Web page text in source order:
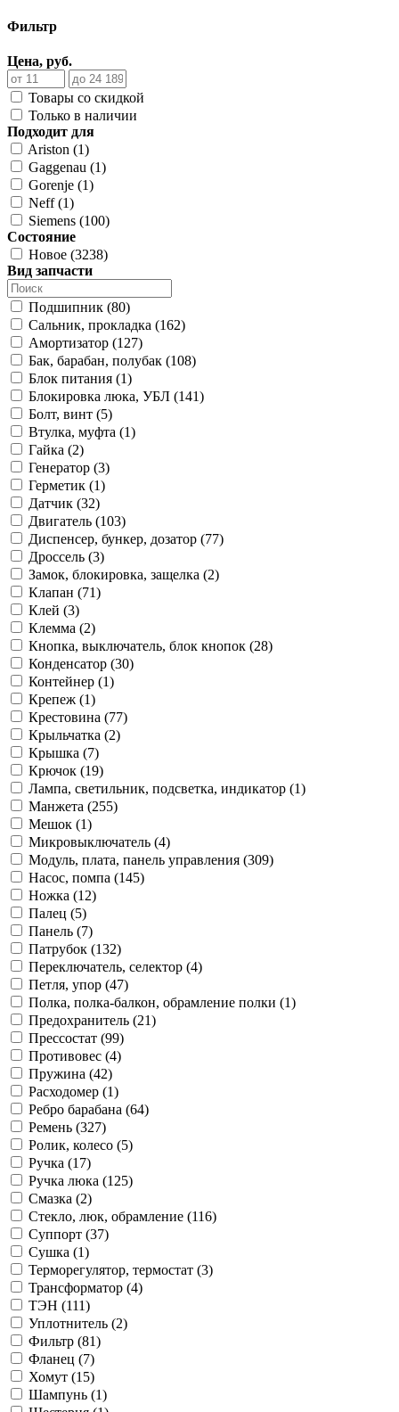
Фильтр
Цена, руб.
Товары со скидкой
Только в наличии
Подходит для
Ariston (1)
Gaggenau (1)
Gorenje (1)
Neff (1)
Siemens (100)
Состояние
Новое (3238)
Вид запчасти
Подшипник (80)
Сальник, прокладка (162)
Амортизатор (127)
Бак, барабан, полубак (108)
Блок питания (1)
Блокировка люка, УБЛ (141)
Болт, винт (5)
Втулка, муфта (1)
Гайка (2)
Генератор (3)
Герметик (1)
Датчик (32)
Двигатель (103)
Диспенсер, бункер, дозатор (77)
Дроссель (3)
Замок, блокировка, защелка (2)
Клапан (71)
Клей (3)
Клемма (2)
Кнопка, выключатель, блок кнопок (28)
Конденсатор (30)
Контейнер (1)
Крепеж (1)
Крестовина (77)
Крыльчатка (2)
Крышка (7)
Крючок (19)
Лампа, светильник, подсветка, индикатор (1)
Манжета (255)
Мешок (1)
Микровыключатель (4)
Модуль, плата, панель управления (309)
Насос, помпа (145)
Ножка (12)
Палец (5)
Панель (7)
Патрубок (132)
Переключатель, селектор (4)
Петля, упор (47)
Полка, полка-балкон, обрамление полки (1)
Предохранитель (21)
Прессостат (99)
Противовес (4)
Пружина (42)
Расходомер (1)
Ребро барабана (64)
Ремень (327)
Ролик, колесо (5)
Ручка (17)
Ручка люка (125)
Смазка (2)
Стекло, люк, обрамление (116)
Суппорт (37)
Сушка (1)
Терморегулятор, термостат (3)
Трансформатор (4)
ТЭН (111)
Уплотнитель (2)
Фильтр (81)
Фланец (7)
Хомут (15)
Шампунь (1)